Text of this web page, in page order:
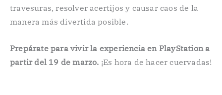
travesuras, resolver acertijos y causar caos de la
manera más divertida posible.
Prepárate para vivir la experiencia en PlayStation a
partir del 19 de marzo. ¡Es hora de hacer cuervadas!